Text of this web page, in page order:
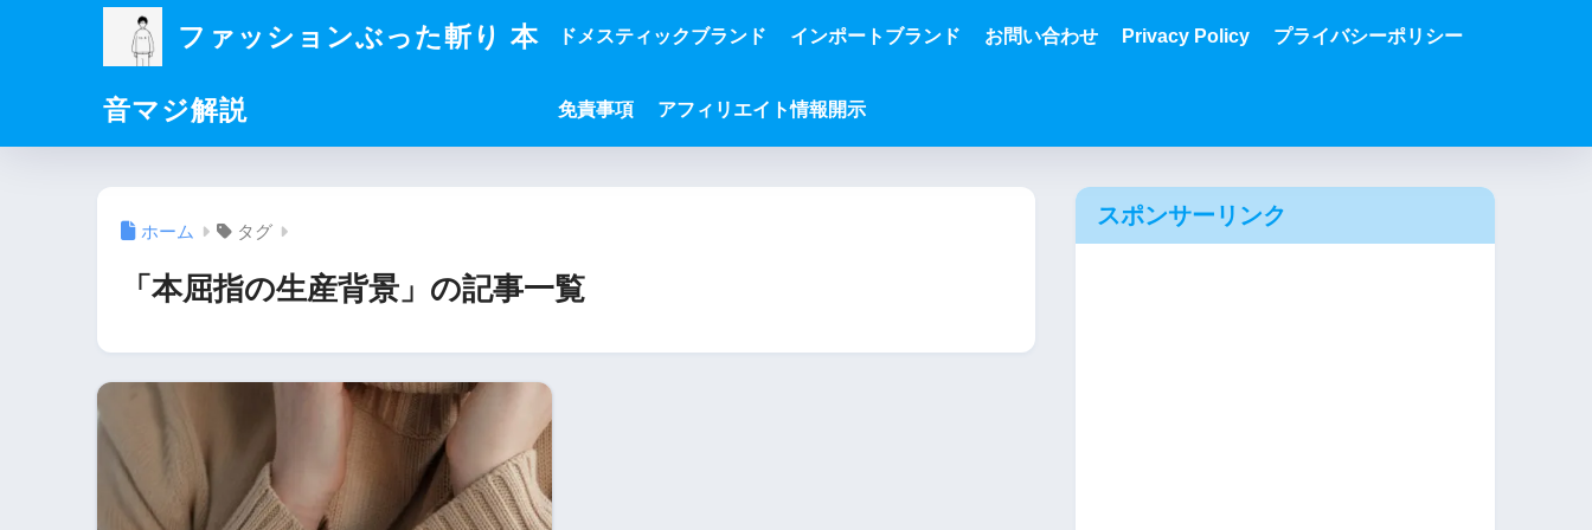
ファッションぶった斬り 本
音マジ解説
ドメスティックブランド インポートブランド お問い合わせ Privacy Policy プライバシーポリシー
免責事項 アフィリエイト情報開示
ホーム タグ
「本屈指の生産背景」の記事一覧
スポンサーリンク